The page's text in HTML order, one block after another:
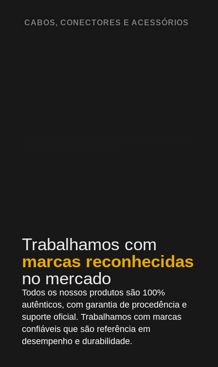
CABOS, CONECTORES E ACESSÓRIOS
Trabalhamos com
marcas reconhecidas
no mercado
Todos os nossos produtos são 100%
autênticos, com garantia de procedência e
suporte oficial. Trabalhamos com marcas
confiáveis que são referência em
desempenho e durabilidade.